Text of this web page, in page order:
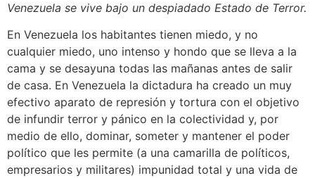
Venezuela se vive bajo un despiadado Estado de Terror.
En Venezuela los habitantes tienen miedo, y no
cualquier miedo, uno intenso y hondo que se lleva a la
cama y se desayuna todas las mañanas antes de salir
de casa. En Venezuela la dictadura ha creado un muy
efectivo aparato de represión y tortura con el objetivo
de infundir terror y pánico en la colectividad y, por
medio de ello, dominar, someter y mantener el poder
político que les permite (a una camarilla de políticos,
empresarios y militares) impunidad total y una vida de